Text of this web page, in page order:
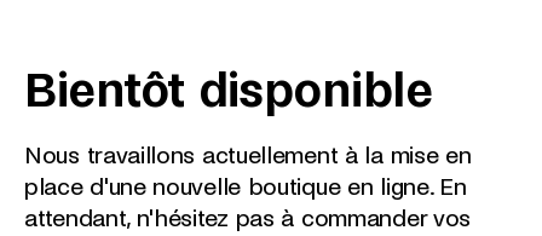
Bientôt disponible
Nous travaillons actuellement à la mise en
place d'une nouvelle boutique en ligne. En
attendant, n'hésitez pas à commander vos